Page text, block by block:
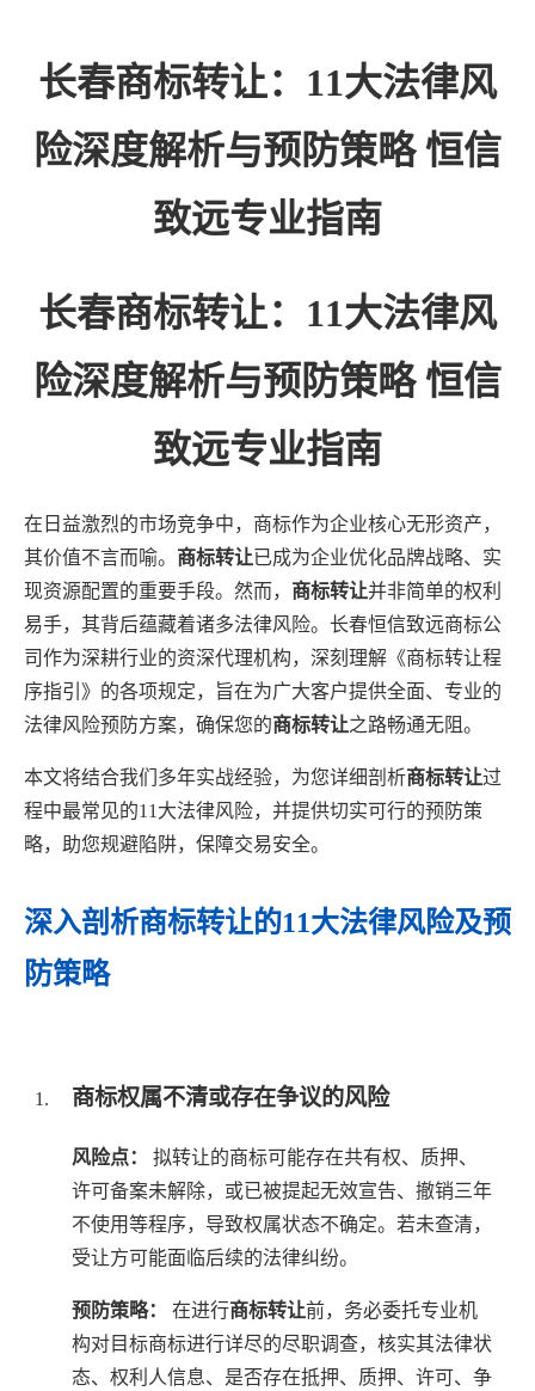
长春商标转让：11大法律风
险深度解析与预防策略 恒信
致远专业指南
长春商标转让：11大法律风
险深度解析与预防策略 恒信
致远专业指南
在日益激烈的市场竞争中，商标作为企业核心无形资产，
其价值不言而喻。 商标转让已成为企业优化品牌战略、实
现资源配置的重要手段。然而， 商标转让并非简单的权利
易手，其背后蕴藏着诸多法律风险。长春恒信致远商标公
司作为深耕行业的资深代理机构，深刻理解《商标转让程
序指引》的各项规定，旨在为广大客户提供全面、专业的
法律风险预防方案，确保您的商标转让之路畅通无阻。
本文将结合我们多年实战经验，为您详细剖析商标转让过
程中最常见的11大法律风险，并提供切实可行的预防策
略，助您规避陷阱，保障交易安全。
深入剖析商标转让的11大法律风险及预
防策略
商标权属不清或存在争议的风险
风险点：
拟转让的商标可能存在共有权、质押、
许可备案未解除，或已被提起无效宣告、撤销三年
不使用等程序，导致权属状态不确定。若未查清，
受让方可能面临后续的法律纠纷。
预防策略： 在进行商标转让前，务必委托专业机
构对目标商标进行详尽的尽职调查，核实其法律状
态、权利人信息、是否存在抵押、质押、许可、争